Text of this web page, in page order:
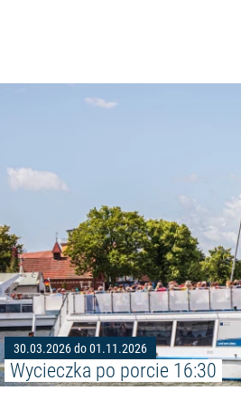
30.03.2026 do 01.11.2026
Wycieczka po porcie 16:30